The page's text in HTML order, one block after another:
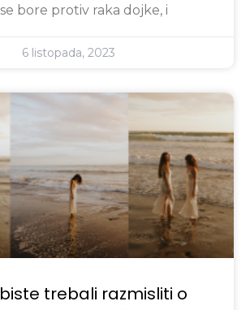
bore protiv raka dojke, i
6 listopada, 2023
trebali razmisliti o